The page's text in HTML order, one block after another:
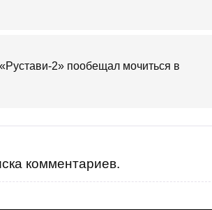
2» пообещал мочиться в
комментариев.